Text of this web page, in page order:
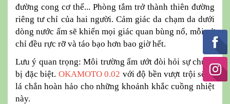
đường cong cơ thể... Phòng tắm trở thành thiên đường
riêng tư chỉ của hai người. Cảm giác da chạm da dưới
dòng nước ấm sẽ khiến mọi giác quan bùng nổ, mỗi cử
chỉ đều rực rỡ và táo bạo hơn bao giờ hết.
Lưu ý quan trọng: Môi trường ẩm ướt đòi hỏi sự chuẩn
bị đặc biệt. OKAMOTO 0.02 với độ bền vượt trội sẽ là
lá chắn hoàn hảo cho những khoảnh khắc cuồng nhiệt
này.